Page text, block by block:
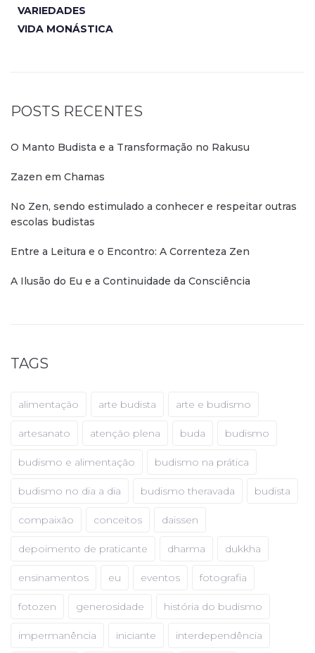
VARIEDADES
VIDA MONÁSTICA
POSTS RECENTES
O Manto Budista e a Transformação no Rakusu
Zazen em Chamas
No Zen, sendo estimulado a conhecer e respeitar outras
escolas budistas
Entre a Leitura e o Encontro: A Correnteza Zen
A Ilusão do Eu e a Continuidade da Consciência
TAGS
alimentação arte budista arte e budismo
artesanato atenção plena buda budismo
budismo e alimentação budismo na prática
budismo no dia a dia budismo theravada budista
compaixão conceitos daissen
depoimento de praticante dharma dukkha
ensinamentos eu eventos fotografia
fotozen generosidade história do budismo
impermanência iniciante interdependência